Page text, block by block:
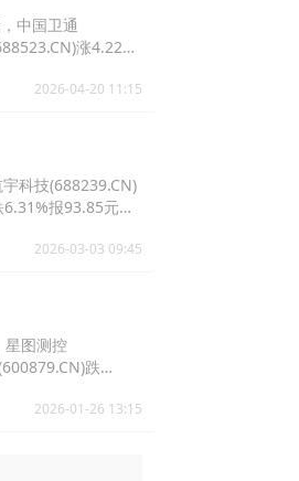
中国卫通
涨4.22%
2026-04-20 11:15
科技(688239.CN)
报93.85元，
2026-03-03 09:45
星图测控
跌
2026-01-26 13:15